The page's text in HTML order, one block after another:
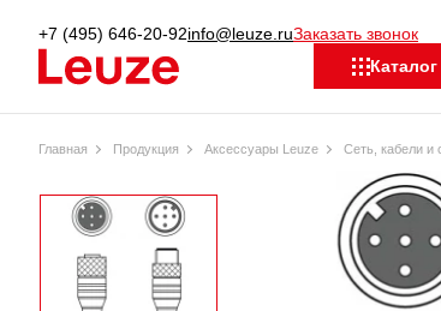
+7 (495) 646-20-92info@leuze.ruЗаказать звонок
Каталог
Главная Продукция Аксессуары Leuze Сеть, кабели и